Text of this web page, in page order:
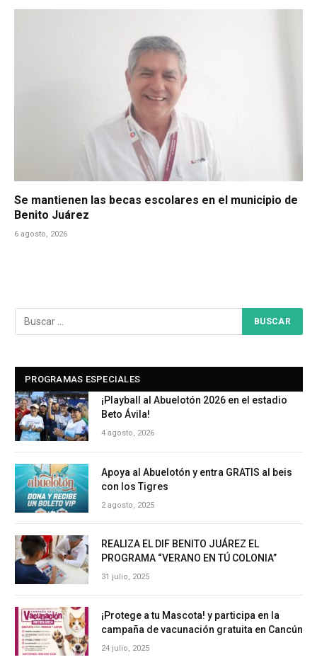
Se mantienen las becas escolares en el municipio de
Benito Juárez
6 agosto, 2026
PROGRAMAS ESPECIALES
¡Playball al Abuelotón 2026 en el estadio
Beto Ávila!
4 agosto, 2026
Apoya al Abuelotón y entra GRATIS al beis
con los Tigres
2 agosto, 2025
REALIZA EL DIF BENITO JUÁREZ EL
PROGRAMA “VERANO EN TÚ COLONIA”
31 julio, 2025
¡Protege a tu Mascota! y participa en la
campaña de vacunación gratuita en Cancún
24 julio, 2025